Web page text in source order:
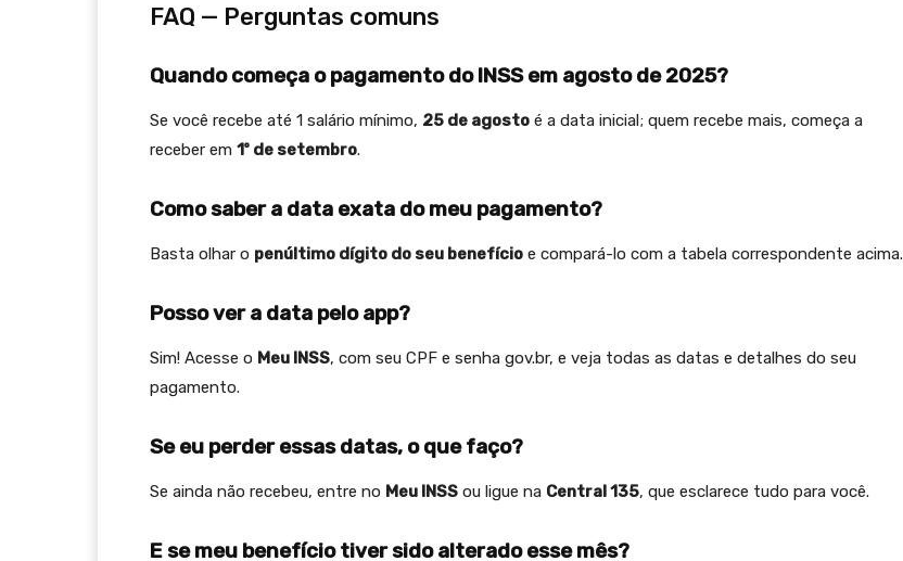
FAQ — Perguntas comuns
Quando começa o pagamento do INSS em agosto de 2025?
Se você recebe até 1 salário mínimo, 25 de agosto é a data inicial; quem recebe mais, começa a
receber em 1º de setembro.
Como saber a data exata do meu pagamento?
Basta olhar o penúltimo dígito do seu benefício e compará-lo com a tabela correspondente acima.
Posso ver a data pelo app?
Sim! Acesse o Meu INSS, com seu CPF e senha gov.br, e veja todas as datas e detalhes do seu
pagamento.
Se eu perder essas datas, o que faço?
Se ainda não recebeu, entre no Meu INSS ou ligue na Central 135, que esclarece tudo para você.
E se meu benefício tiver sido alterado esse mês?